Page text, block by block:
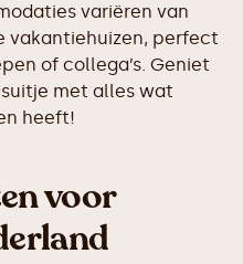
variëren van
vakantiehuizen, perfect
of collega’s. Geniet
met alles wat
heeft!
voor